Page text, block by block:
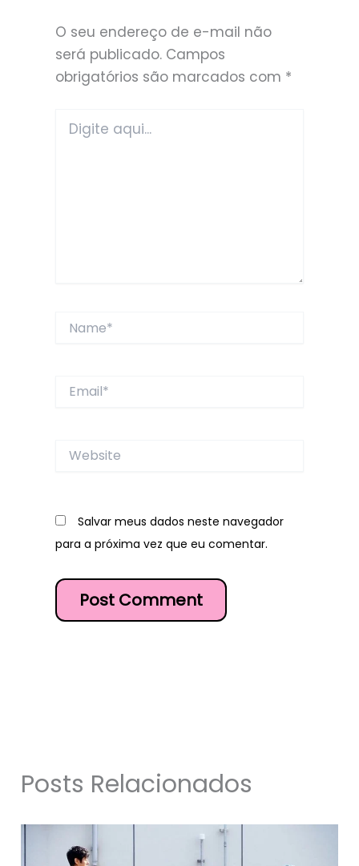
O seu endereço de e-mail não
será publicado. Campos
obrigatórios são marcados com *
aqui...
Website
Salvar meus dados neste navegador
para a próxima vez que eu comentar.
Posts Relacionados